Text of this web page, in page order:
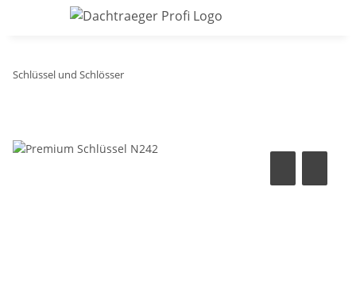
Schlüssel und Schlösser